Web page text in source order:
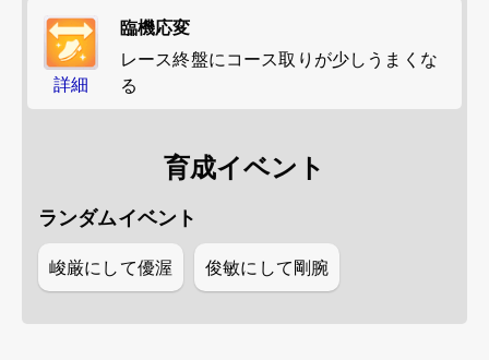
詳細
臨機応変
レース終盤にコース取りが少しうまくな
る
育成イベント
ランダムイベント
峻厳にして優渥 俊敏にして剛腕